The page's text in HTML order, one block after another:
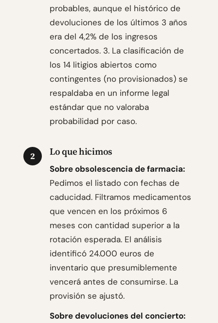
probables, aunque el histórico de
devoluciones de los últimos 3 años
era del 4,2% de los ingresos
concertados. 3. La clasificación de
los 14 litigios abiertos como
contingentes (no provisionados) se
respaldaba en un informe legal
estándar que no valoraba
probabilidad por caso.
2 Lo que hicimos
Sobre obsolescencia de farmacia:
Pedimos el listado con fechas de
caducidad. Filtramos medicamentos
que vencen en los próximos 6
meses con cantidad superior a la
rotación esperada. El análisis
identificó 24.000 euros de
inventario que presumiblemente
vencerá antes de consumirse. La
provisión se ajustó.
Sobre devoluciones del concierto: